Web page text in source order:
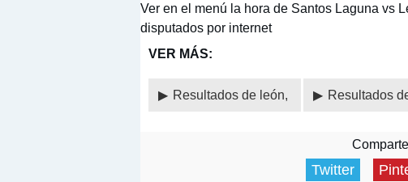
Ver en el menú la hora de Santos Laguna vs
disputados por internet
VER MÁS:
Resultados de león, Resultados
Twitter